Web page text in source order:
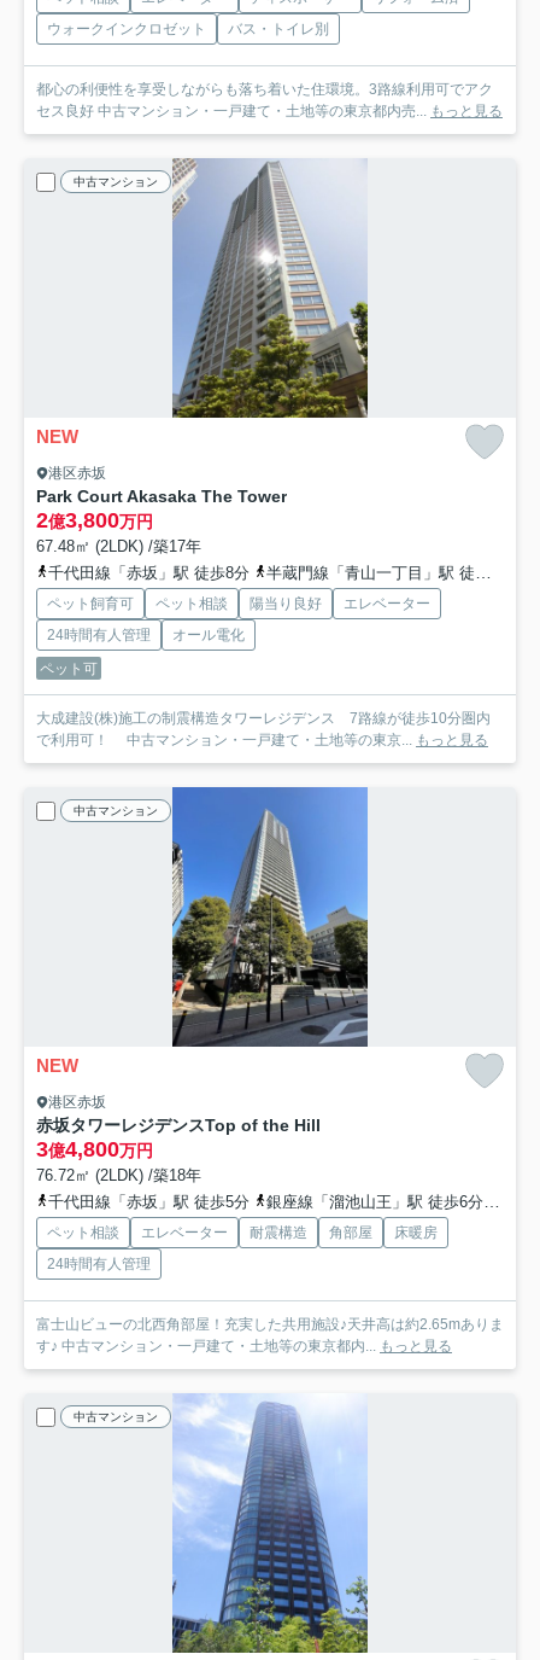
ウォークインクロゼット
バス・トイレ別
都心の利便性を享受しながらも落ち着いた住環境。3路線利用可でアク
セス良好 中古マンション・一戸建て・土地等の東京都内売... もっと見る
中古マンション
NEW
港区赤坂
Park Court Akasaka The Tower
2億3,800万円
67.48㎡ (2LDK) /築17年
千代田線「赤坂」駅 徒歩8分
半蔵門線「青山一丁目」駅 徒歩9分
ペット飼育可 ペット相談 陽当り良好
エレベーター
24時間有人管理
オール電化
ペット可
大成建設(株)施工の制震構造タワーレジデンス 7路線が徒歩10分圏内
で利用可！ 中古マンション・一戸建て・土地等の東京... もっと見る
中古マンション
NEW
港区赤坂
赤坂タワーレジデンスTop of the Hill
3億4,800万円
76.72㎡ (2LDK) /築18年
千代田線「赤坂」駅 徒歩5分
銀座線「溜池山王」駅 徒歩6分
ペット相談 エレベーター 耐震構造 角部屋
床暖房
24時間有人管理
富士山ビューの北西角部屋！充実した共用施設♪天井高は約2.65mありま
す♪ 中古マンション・一戸建て・土地等の東京都内... もっと見る
中古マンション